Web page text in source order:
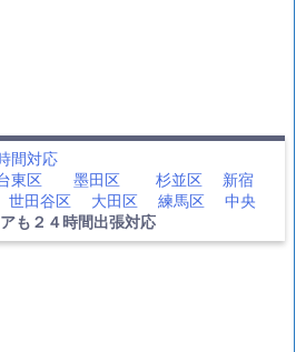
間対応
東区 墨田区 杉並区
新宿
世田谷区 大田区 練馬区
中央
も２４時間出張対応